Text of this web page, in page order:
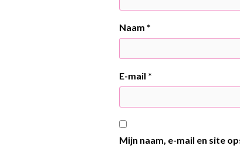
Naam *
E-mail *
Mijn naam, e-mail en site